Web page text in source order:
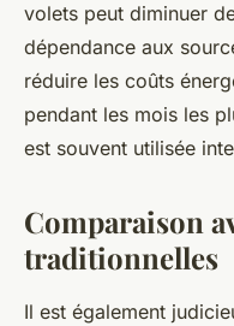
volets peut diminuer
dépendance aux
réduire les coûts
pendant les mois les
est souvent utilisée
Comparaison
traditionnelles
Il est également